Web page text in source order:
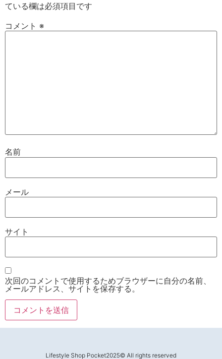
ている欄は必須項目です
コメント ※
名前
メール
サイト
次回のコメントで使用するためブラウザーに自分の名前、
メールアドレス、サイトを保存する。
Lifestyle Shop Pocket2025© All rights reserved